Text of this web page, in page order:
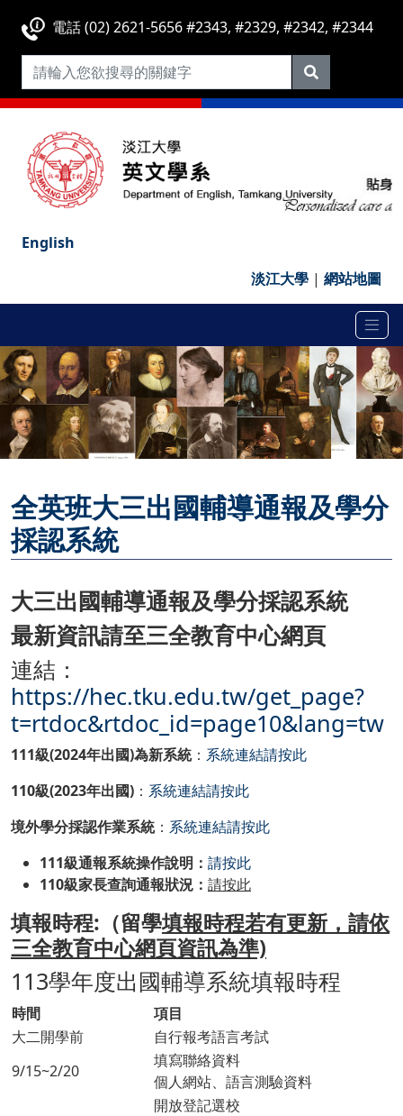
電話 (02) 2621-5656 #2343, #2329, #2342, #2344
English
淡江大學 | 網站地圖
全英班大三出國輔導通報及學分
採認系統
大三出國輔導通報及學分採認系統
最新資訊請至三全教育中心網頁
連結：
https://hec.tku.edu.tw/get_page?
t=rtdoc&rtdoc_id=page10&lang=tw
111級(2024年出國)為新系統： 系統連結請按此
110級(2023年出國) ： 系統連結請按此
境外學分採認作業系統： 系統連結請按此
111級通報系統操作說明： 請按此
110級家長查詢通報狀況： 請按此
填報時程:（留學填報時程若有更新，請依
三全教育中心網頁資訊為準)
113學年度出國輔導系統填報時程
時間
項目
大二開學前
自行報考語言考試
9/15~2/20
填寫聯絡資料
個人網站、語言測驗資料
開放登記選校